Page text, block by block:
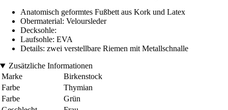
Anatomisch geformtes Fußbett aus Kork und Latex
Obermaterial: Veloursleder
Decksohle:
Laufsohle: EVA
Details: zwei verstellbare Riemen mit Metallschnalle
Zusätzliche Informationen
Marke
Birkenstock
Farbe
Thymian
Farbe
Grün